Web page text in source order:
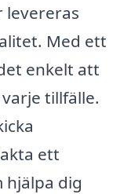
levereras
Med ett
enkelt att
tillfälle.
ett
hjälpa dig